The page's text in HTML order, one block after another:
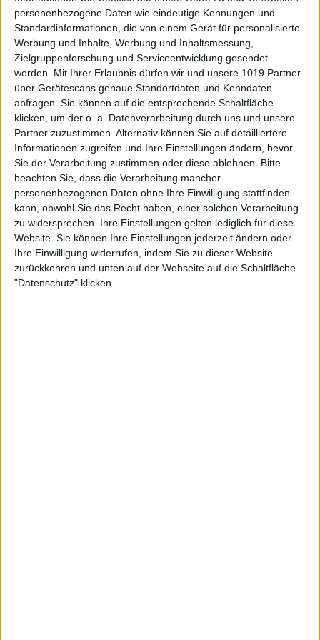
personenbezogene Daten wie eindeutige Kennungen und
Standardinformationen, die von einem Gerät für personalisierte
Werbung und Inhalte, Werbung und Inhaltsmessung,
Zielgruppenforschung und Serviceentwicklung gesendet
werden.
Mit Ihrer Erlaubnis dürfen wir und unsere 1019 Partner
über Gerätescans genaue Standortdaten und Kenndaten
abfragen. Sie können auf die entsprechende Schaltfläche
klicken, um der o. a. Datenverarbeitung durch uns und unsere
Partner zuzustimmen. Alternativ können Sie auf detailliertere
Informationen zugreifen und Ihre Einstellungen ändern, bevor
Sie der Verarbeitung zustimmen oder diese ablehnen.
Bitte
beachten Sie, dass die Verarbeitung mancher
personenbezogenen Daten ohne Ihre Einwilligung stattfinden
kann, obwohl Sie das Recht haben, einer solchen Verarbeitung
zu widersprechen. Ihre Einstellungen gelten lediglich für diese
Website. Sie können Ihre Einstellungen jederzeit ändern oder
Ihre Einwilligung widerrufen, indem Sie zu dieser Website
zurückkehren und unten auf der Webseite auf die Schaltfläche
"Datenschutz" klicken.